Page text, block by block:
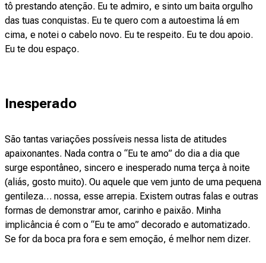
tô prestando atenção. Eu te admiro, e sinto um baita orgulho
das tuas conquistas. Eu te quero com a autoestima lá em
cima, e notei o cabelo novo. Eu te respeito. Eu te dou apoio.
Eu te dou espaço.
Inesperado
São tantas variações possíveis nessa lista de atitudes
apaixonantes. Nada contra o “Eu te amo” do dia a dia que
surge espontâneo, sincero e inesperado numa terça à noite
(aliás, gosto muito). Ou aquele que vem junto de uma pequena
gentileza… nossa, esse arrepia. Existem outras falas e outras
formas de demonstrar amor, carinho e paixão. Minha
implicância é com o “Eu te amo” decorado e automatizado.
Se for da boca pra fora e sem emoção, é melhor nem dizer.